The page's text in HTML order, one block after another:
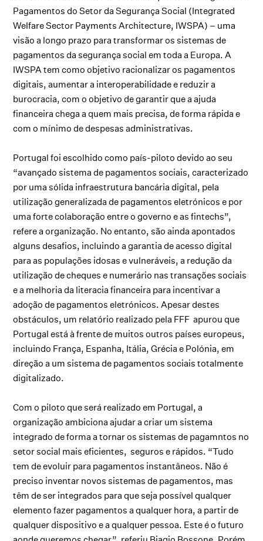
Pagamentos do Setor da Segurança Social (Integrated
Welfare Sector Payments Architecture, IWSPA) – uma
visão a longo prazo para transformar os sistemas de
pagamentos da segurança social em toda a Europa. A
IWSPA tem como objetivo racionalizar os pagamentos
digitais, aumentar a interoperabilidade e reduzir a
burocracia, com o objetivo de garantir que a ajuda
financeira chega a quem mais precisa, de forma rápida e
com o mínimo de despesas administrativas.
Portugal foi escolhido como país-piloto devido ao seu
“avançado sistema de pagamentos sociais, caracterizado
por uma sólida infraestrutura bancária digital, pela
utilização generalizada de pagamentos eletrónicos e por
uma forte colaboração entre o governo e as fintechs”,
refere a organização. No entanto, são ainda apontados
alguns desafios, incluindo a garantia de acesso digital
para as populações idosas e vulneráveis, a redução da
utilização de cheques e numerário nas transações sociais
e a melhoria da literacia financeira para incentivar a
adoção de pagamentos eletrónicos. Apesar destes
obstáculos, um relatório realizado pela FFF apurou que
Portugal está à frente de muitos outros países europeus,
incluindo França, Espanha, Itália, Grécia e Polónia, em
direção a um sistema de pagamentos sociais totalmente
digitalizado.
Com o piloto que será realizado em Portugal, a
organização ambiciona ajudar a criar um sistema
integrado de forma a tornar os sistemas de pagamntos no
setor social mais eficientes, seguros e rápidos. “Tudo
tem de evoluir para pagamentos instantâneos. Não é
preciso inventar novos sistemas de pagamentos, mas
têm de ser integrados para que seja possível qualquer
elemento fazer pagamentos a qualquer hora, a partir de
qualquer dispositivo e a qualquer pessoa. Este é o futuro